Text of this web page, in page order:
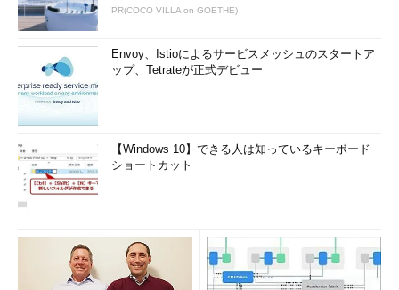
PR(COCO VILLA on GOETHE)
Envoy、Istioによるサービスメッシュのスタートア
ップ、Tetrateが正式デビュー
【Windows 10】できる人は知っているキーボード
ショートカット